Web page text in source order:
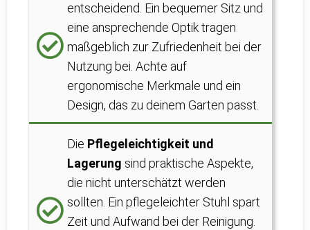
entscheidend. Ein bequemer Sitz und
eine ansprechende Optik tragen
maßgeblich zur Zufriedenheit bei der
Nutzung bei. Achte auf
ergonomische Merkmale und ein
Design, das zu deinem Garten passt.
Die Pflegeleichtigkeit und
Lagerung sind praktische Aspekte,
die nicht unterschätzt werden
sollten. Ein pflegeleichter Stuhl spart
Zeit und Aufwand bei der Reinigung.